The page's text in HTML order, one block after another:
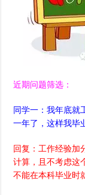
近期问题筛选：
同学一：我年底就
一年了，这样我毕
回复：工作经验加
计算，且不考虑这
不能在本科毕业时